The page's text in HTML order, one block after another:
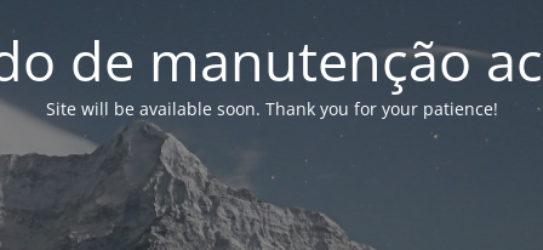
de manutenção
Site will be available soon. Thank you for your patience!